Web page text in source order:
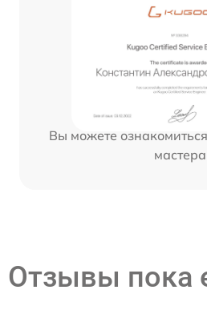
Вы можете
мастера
Отзывы пока